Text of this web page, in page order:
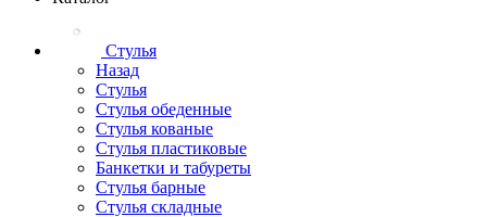
Стулья
Назад
Стулья
Стулья обеденные
Стулья кованые
Стулья пластиковые
Банкетки и табуреты
Стулья барные
Стулья складные